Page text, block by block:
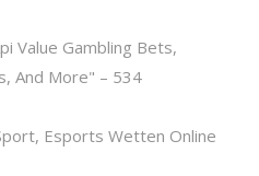
Value Gambling Bets,
And More" – 534
Esports Wetten Online